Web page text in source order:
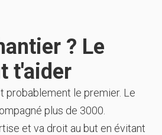
? Le
t'aider
probablement le premier. Le
plus de 3000.
et va droit au but en évitant